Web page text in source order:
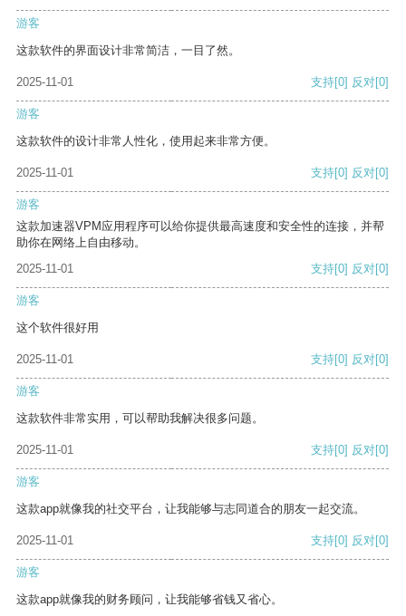
游客
这款软件的界面设计非常简洁，一目了然。
2025-11-01 支持[0] 反对[0]
游客
这款软件的设计非常人性化，使用起来非常方便。
2025-11-01 支持[0] 反对[0]
游客
这款加速器VPM应用程序可以给你提供最高速度和安全性的连接，并帮
助你在网络上自由移动。
2025-11-01
支持[0] 反对[0]
游客
这个软件很好用
2025-11-01 支持[0] 反对[0]
游客
这款软件非常实用，可以帮助我解决很多问题。
2025-11-01 支持[0] 反对[0]
游客
这款app就像我的社交平台，让我能够与志同道合的朋友一起交流。
2025-11-01 支持[0] 反对[0]
游客
这款app就像我的财务顾问，让我能够省钱又省心。